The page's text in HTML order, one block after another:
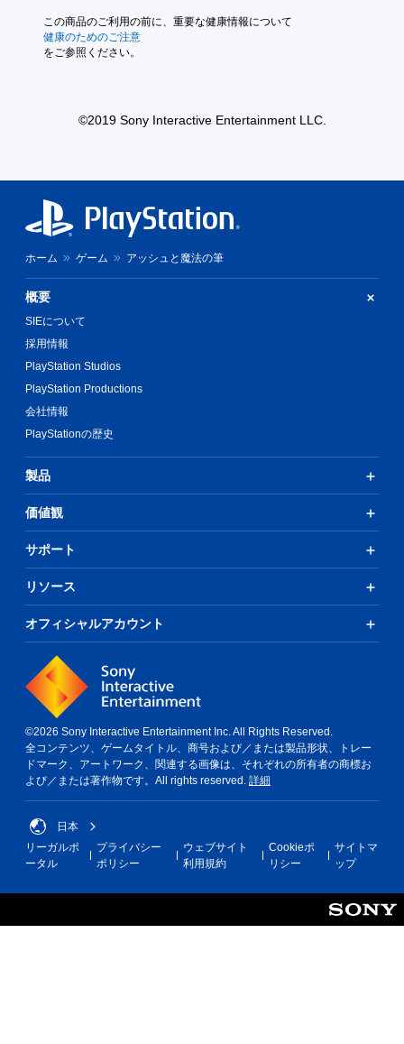
この商品のご利用の前に、重要な健康情報について
健康のためのご注意
をご参照ください。
©2019 Sony Interactive Entertainment LLC.
ホーム ゲーム アッシュと魔法の筆
概要
SIEについて
採用情報
PlayStation Studios
PlayStation Productions
会社情報
PlayStationの歴史
製品
価値観
サポート
リソース
オフィシャルアカウント
©2026 Sony Interactive Entertainment Inc. All Rights Reserved.
全コンテンツ、ゲームタイトル、商号および／または製品形状、トレー
ドマーク、アートワーク、関連する画像は、それぞれの所有者の商標お
よび／または著作物です。All rights reserved. 詳細
日本
リーガルポ
ータル
プライバシー
ポリシー
ウェブサイト
利用規約
Cookieポ
リシー
サイトマ
ップ